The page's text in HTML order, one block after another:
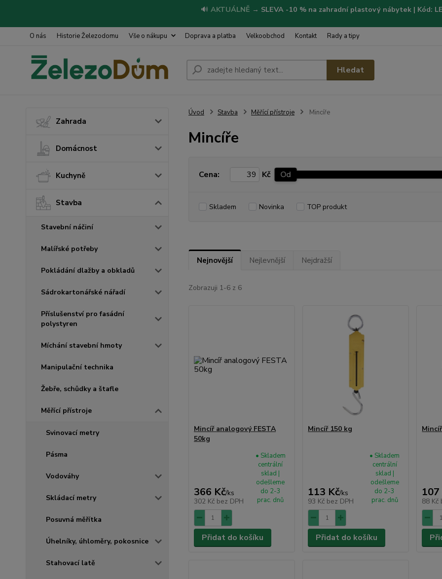
🔊 AKTUÁLNĚ → SLEVA -10 % na zahradní plastový nábytek | Kód:
O nás Historie Železodomu Vše o nákupu Doprava a platba Velkoobchod Kontakt Rady a tipy
Hledat
Zahrada
Domácnost
Kuchyně
Stavba
Stavební náčiní
Malířské potřeby
Pokládání dlažby a obkladů
Sádrokartonářské nářadí
Příslušenství pro fasádní
polystyren
Míchání stavební hmoty
Manipulační technika
Žebře, schůdky a štafle
Měřící přístroje
Svinovací metry
Pásma
Vodováhy
Skládací metry
Posuvná měřítka
Úhelníky, úhloměry, pokosnice
Stahovací latě
Úvod Stavba Měřící přístroje Mincíře
Mincíře
Cena: Kč Od
Skladem Novinka TOP produkt
Nejnovější Nejlevnější Nejdražší
Zobrazuji 1-6 z 6
Mincíř analogový FESTA
50kg
366 Kč/ks
302 Kč bez DPH
• Skladem
centrální
sklad |
odešleme
do 2-3
prac. dnů
Přidat do košíku
Mincíř 150 kg
113 Kč/ks
93 Kč bez DPH
• Skladem
centrální
sklad |
odešleme
do 2-3
prac. dnů
Přidat do košíku
107
88 Kč